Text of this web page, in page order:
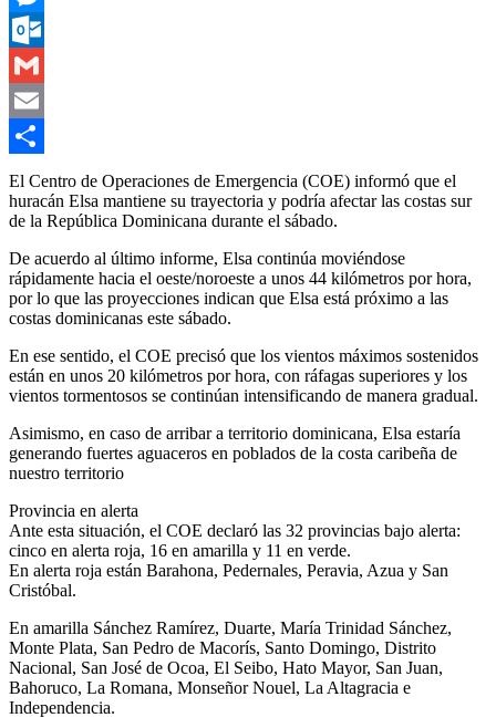
Messenger
Outlook.com
Gmail
Email
Compartir
El Centro de Operaciones de Emergencia (COE) informó que el
huracán Elsa mantiene su trayectoria y podría afectar las costas sur
de la República Dominicana durante el sábado.
De acuerdo al último informe, Elsa continúa moviéndose
rápidamente hacia el oeste/noroeste a unos 44 kilómetros por hora,
por lo que las proyecciones indican que Elsa está próximo a las
costas dominicanas este sábado.
En ese sentido, el COE precisó que los vientos máximos sostenidos
están en unos 20 kilómetros por hora, con ráfagas superiores y los
vientos tormentosos se continúan intensificando de manera gradual.
Asimismo, en caso de arribar a territorio dominicana, Elsa estaría
generando fuertes aguaceros en poblados de la costa caribeña de
nuestro territorio
Provincia en alerta
Ante esta situación, el COE declaró las 32 provincias bajo alerta:
cinco en alerta roja, 16 en amarilla y 11 en verde.
En alerta roja están Barahona, Pedernales, Peravia, Azua y San
Cristóbal.
En amarilla Sánchez Ramírez, Duarte, María Trinidad Sánchez,
Monte Plata, San Pedro de Macorís, Santo Domingo, Distrito
Nacional, San José de Ocoa, El Seibo, Hato Mayor, San Juan,
Bahoruco, La Romana, Monseñor Nouel, La Altagracia e
Independencia.